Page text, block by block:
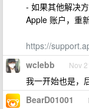
- 如果其他解决
Apple 账户，重
https://
wclebb Nov
我一开始也是，
BearD01001